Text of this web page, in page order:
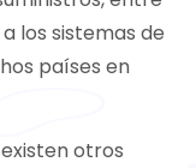
los sistemas de
países en
otros